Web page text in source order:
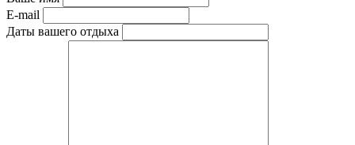
E-mail
Даты вашего отдыха